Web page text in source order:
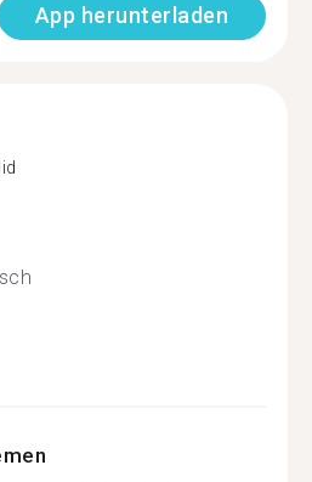
App herunterladen